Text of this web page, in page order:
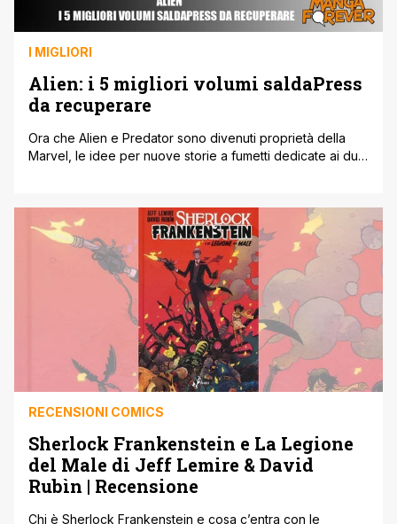
I MIGLIORI
Alien: i 5 migliori volumi saldaPress
da recuperare
Ora che Alien e Predator sono divenuti proprietà della
Marvel, le idee per nuove storie a fumetti dedicate ai due
supereroi Marvel, gli xenomorfi e gli yautja è davvero
entusiasmante, questo passaggio di proprietà ci fa
cogliere l'occasione per stilare [']
RECENSIONI COMICS
Sherlock Frankenstein e La Legione
del Male di Jeff Lemire & David
Rubìn | Recensione
Chi è Sherlock Frankenstein e cosa c’entra con le